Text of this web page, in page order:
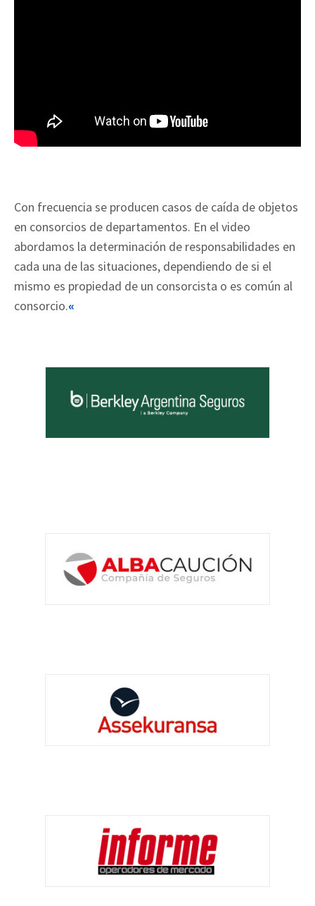
Con frecuencia se producen casos de caída de objetos
en consorcios de departamentos. En el video
abordamos la determinación de responsabilidades en
cada una de las situaciones, dependiendo de si el
mismo es propiedad de un consorcista o es común al
consorcio.«